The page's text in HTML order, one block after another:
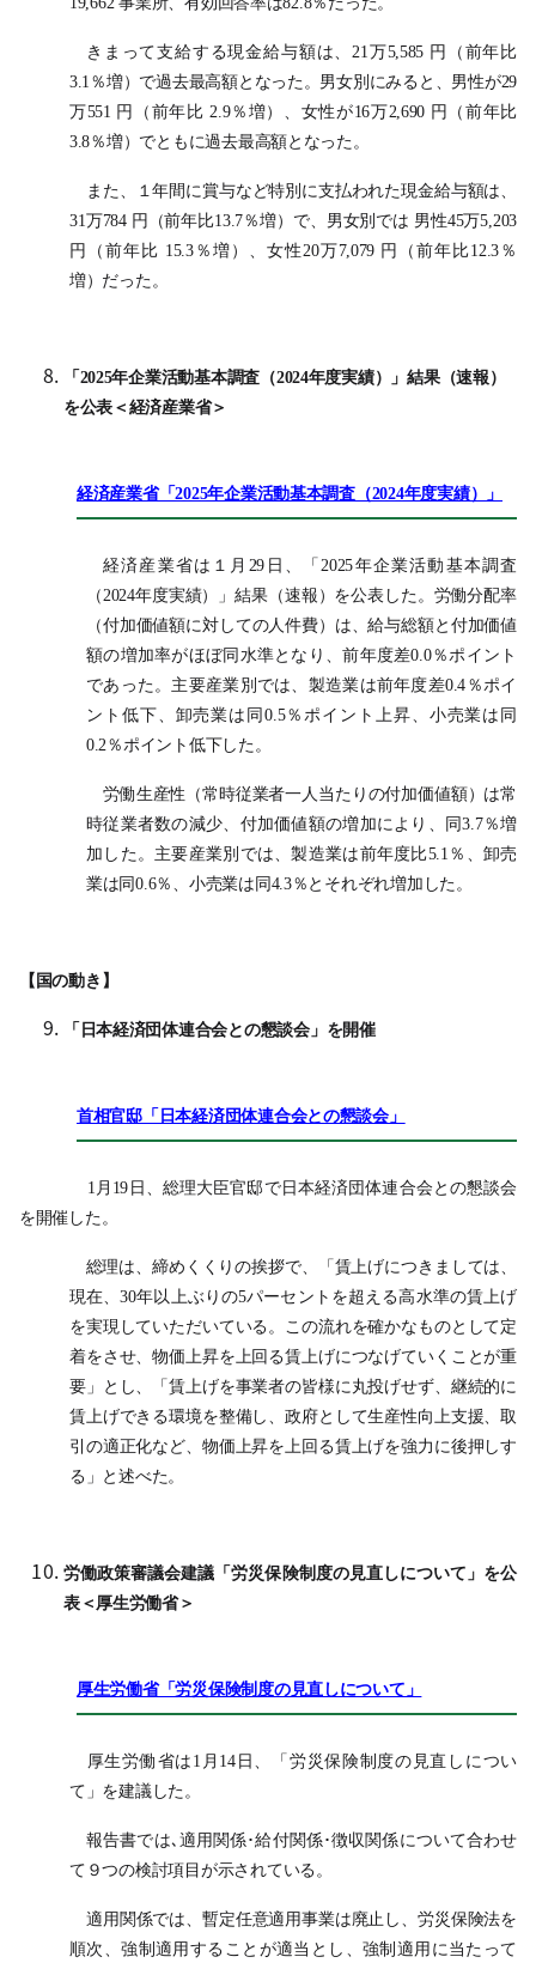
きまって支給する現金給与額は、21万5,585 円（前年比
3.1％増）で過去最高額となった。男女別にみると、男性が29
万551 円（前年比 2.9％増）、女性が16万2,690 円（前年比
3.8％増）でともに過去最高額となった。
また、１年間に賞与など特別に支払われた現金給与額は、
31万784 円（前年比13.7％増）で、男女別では 男性45万5,203
円（前年比 15.3％増）、女性20万7,079 円（前年比12.3％
増）だった。
「2025年企業活動基本調査（2024年度実績）」結果（速報）
を公表＜経済産業省＞
経済産業省「2025年企業活動基本調査（2024年度実績）」
経済産業省は１月29日、「2025年企業活動基本調査
（2024年度実績）」結果（速報）を公表した。労働分配率
（付加価値額に対しての人件費）は、給与総額と付加価値
額の増加率がほぼ同水準となり、前年度差0.0％ポイント
であった。主要産業別では、製造業は前年度差0.4％ポイ
ント低下、卸売業は同0.5％ポイント上昇、小売業は同
0.2％ポイント低下した。
労働生産性（常時従業者一人当たりの付加価値額）は常
時従業者数の減少、付加価値額の増加により、同3.7％増
加した。主要産業別では、製造業は前年度比5.1％、卸売
業は同0.6％、小売業は同4.3％とそれぞれ増加した。
【国の動き】
「日本経済団体連合会との懇談会」を開催
首相官邸「日本経済団体連合会との懇談会」
1月19日、総理大臣官邸で日本経済団体連合会との懇談会
を開催した。
総理は、締めくくりの挨拶で、「賃上げにつきましては、
現在、30年以上ぶりの5パーセントを超える高水準の賃上げ
を実現していただいている。この流れを確かなものとして定
着をさせ、物価上昇を上回る賃上げにつなげていくことが重
要」とし、「賃上げを事業者の皆様に丸投げせず、継続的に
賃上げできる環境を整備し、政府として生産性向上支援、取
引の適正化など、物価上昇を上回る賃上げを強力に後押しす
る」と述べた。
労働政策審議会建議「労災保険制度の見直しについて」を公
表＜厚生労働省＞
厚生労働省「労災保険制度の見直しについて」
厚生労働省は1月14日、「労災保険制度の見直しについ
て」を建議した。
報告書では､適用関係･給付関係･徴収関係について合わせ
て９つの検討項目が示されている。
適用関係では、暫定任意適用事業は廃止し、労災保険法を
順次、強制適用することが適当とし、強制適用に当たって